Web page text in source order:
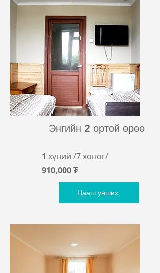
Энгийн 2 ортой өрөө
1 хүний /7хоног/
910,000 ₮
Цааш унших